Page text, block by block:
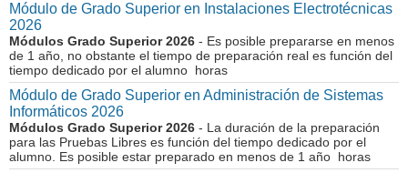
Módulo de Grado Superior en Instalaciones Electrotécnicas
2026
Módulos Grado Superior 2026 - Es posible prepararse en menos
de 1 año, no obstante el tiempo de preparación real es función del
tiempo dedicado por el alumno horas
Módulo de Grado Superior en Administración de Sistemas
Informáticos 2026
Módulos Grado Superior 2026 - La duración de la preparación
para las Pruebas Libres es función del tiempo dedicado por el
alumno. Es posible estar preparado en menos de 1 año horas